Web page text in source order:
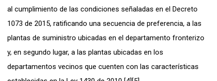
al cumplimiento de las condiciones señaladas en el Decreto
1073 de 2015, ratificando una secuencia de preferencia, a las
plantas de suministro ubicadas en el departamento fronterizo
y, en segundo lugar, a las plantas ubicadas en los
departamentos vecinos que cuenten con las características